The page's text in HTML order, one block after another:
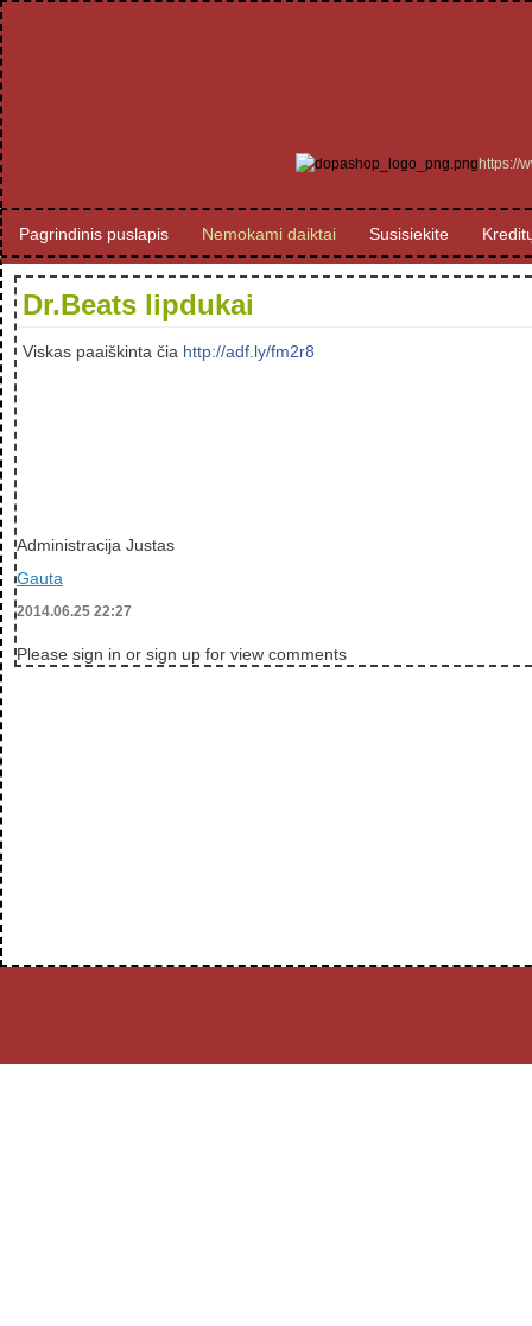
https://
Pagrindinis puslapis Nemokami daiktai Susisiekite
Dr.Beats lipdukai
Viskas paaiškinta čia http://adf.ly/fm2r8
Administracija Justas
Gauta
2014.06.25 22:27
Please sign in or sign up for view comments